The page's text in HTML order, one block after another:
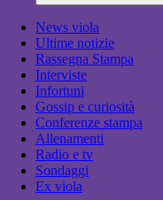
News viola
Ultime notizie
Rassegna Stampa
Interviste
Infortuni
Gossip e curiosità
Conferenze stampa
Allenamenti
Radio e tv
Sondaggi
Ex viola